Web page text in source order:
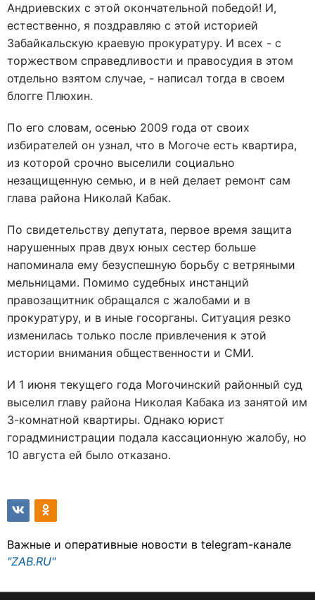
Андриевских с этой окончательной победой! И,
естественно, я поздравляю с этой историей
Забайкальскую краевую прокуратуру. И всех - с
торжеством справедливости и правосудия в этом
отдельно взятом случае, - написал тогда в своем
блогге Плюхин.
По его словам, осенью 2009 года от своих
избирателей он узнал, что в Могоче есть квартира,
из которой срочно выселили социально
незащищенную семью, и в ней делает ремонт сам
глава района Николай Кабак.
По свидетельству депутата, первое время защита
нарушенных прав двух юных сестер больше
напоминала ему безуспешную борьбу с ветряными
мельницами. Помимо судебных инстанций
правозащитник обращался с жалобами и в
прокуратуру, и в иные госорганы. Ситуация резко
изменилась только после привлечения к этой
истории внимания общественности и СМИ.
И 1 июня текущего года Могочинский районный суд
выселил главу района Николая Кабака из занятой им
3-комнатной квартиры. Однако юрист
горадминистрации подала кассационную жалобу, но
10 августа ей было отказано.
Важные и оперативные новости в telegram-канале
"ZAB.RU"